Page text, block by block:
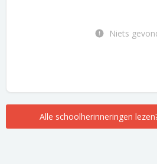
Niets
Alle schoolherinneringen